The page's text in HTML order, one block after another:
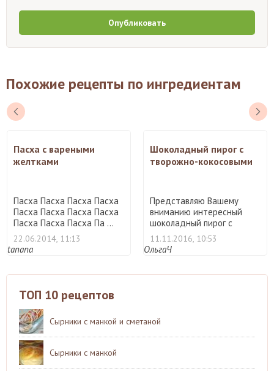
Опубликовать
Похожие рецепты по ингредиентам
Пасха с вареными
желтками
Пасха Пасха Пасха Пасха
Пасха Пасха Пасха Пасха
Пасха Пасха Пасха Па ...
22.06.2014, 11:13
tanana
Шоколадный пирог с
творожно-кокосовыми
Представляю Вашему
вниманию интересный
шоколадный пирог с
творожно-к ...
11.11.2016, 10:53
ОльгаЧ
ТОП 10 рецептов
Сырники с манкой и сметаной
Сырники с манкой